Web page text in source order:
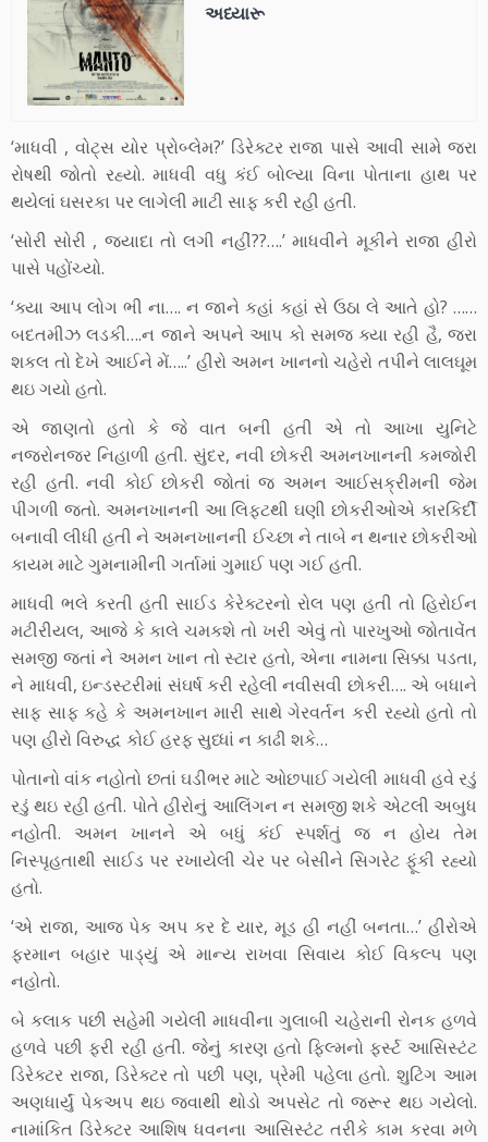
અધ્યારૂ
‘માધવી , વોટ્સ યોર પ્રોબ્લેમ?’ ડિરેક્ટર રાજા પાસે આવી સામે જરા
રોષથી જોતો રહ્યો. માધવી વધુ કંઈ બોલ્યા વિના પોતાના હાથ પર
થયેલાં ઘસરકા પર લાગેલી માટી સાફ કરી રહી હતી.
‘સોરી સોરી , જ્યાદા તો લગી નહીં??….’ માધવીને મૂકીને રાજા હીરો
પાસે પહોંચ્યો.
‘ક્યા આપ લોગ ભી ના…. ન જાને કહાં કહાં સે ઉઠા લે આતે હો? ……
બદતમીઝ લડકી….ન જાને અપને આપ કો સમજ ક્યા રહી હૈ, જરા
શકલ તો દેખે આઈને મેં…..’ હીરો અમન ખાનનો ચહેરો તપીને લાલઘૂમ
થઇ ગયો હતો.
એ જાણતો હતો કે જે વાત બની હતી એ તો આખા યુનિટે
નજરોનજર નિહાળી હતી. સુંદર, નવી છોકરી અમનખાનની કમજોરી
રહી હતી. નવી કોઈ છોકરી જોતાં જ અમન આઈસક્રીમની જેમ
પીગળી જતો. અમનખાનની આ લિફ્ટથી ઘણી છોકરીઓએ કારકિર્દી
બનાવી લીધી હતી ને અમનખાનની ઈચ્છા ને તાબે ન થનાર છોકરીઓ
કાયમ માટે ગુમનામીની ગર્તામાં ગુમાઈ પણ ગઈ હતી.
માધવી ભલે કરતી હતી સાઈડ કેરેક્ટરનો રોલ પણ હતી તો હિરોઈન
મટીરીયલ, આજે કે કાલે ચમકશે તો ખરી એવું તો પારખુઓ જોતાવેંત
સમજી જતાં ને અમન ખાન તો સ્ટાર હતો, એના નામના સિક્કા પડતા,
ને માધવી, ઇન્ડસ્ટરીમાં સંઘર્ષ કરી રહેલી નવીસવી છોકરી…. એ બધાને
સાફ સાફ કહે કે અમનખાન મારી સાથે ગેરવર્તન કરી રહ્યો હતો તો
પણ હીરો વિરુદ્ધ કોઈ હરફ સુધ્ધાં ન કાઢી શકે…
પોતાનો વાંક નહોતો છતાં ઘડીભર માટે ઓછપાઈ ગયેલી માધવી હવે રડું
રડું થઇ રહી હતી. પોતે હીરોનું આલિંગન ન સમજી શકે એટલી અબુધ
નહોતી. અમન ખાનને એ બધું કંઈ સ્પર્શતું જ ન હોય તેમ
નિસ્પૃહતાથી સાઈડ પર રખાયેલી ચેર પર બેસીને સિગરેટ ફૂંકી રહ્યો
હતો.
‘એ રાજા, આજ પેક અપ કર દે યાર, મૂડ હી નહીં બનતા…’ હીરોએ
ફરમાન બહાર પાડ્યું એ માન્ય રાખવા સિવાય કોઈ વિકલ્પ પણ
નહોતો.
બે કલાક પછી સહેમી ગયેલી માધવીના ગુલાબી ચહેરાની રોનક હળવે
હળવે પછી ફરી રહી હતી. જેનું કારણ હતો ફિલ્મનો ફર્સ્ટ આસિસ્ટંટ
ડિરેક્ટર રાજા, ડિરેક્ટર તો પછી પણ, પ્રેમી પહેલા હતો. શુટિંગ આમ
અણધાર્યું પેકઅપ થઇ જવાથી થોડો અપસેટ તો જરૂર થઇ ગયેલો.
નામાંકિત ડિરેક્ટર આશિષ ધવનના આસિસ્ટંટ તરીકે કામ કરવા મળે